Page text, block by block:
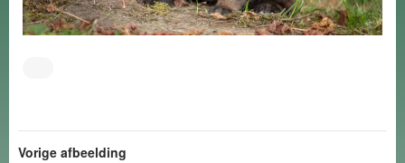
Vorige afbeelding